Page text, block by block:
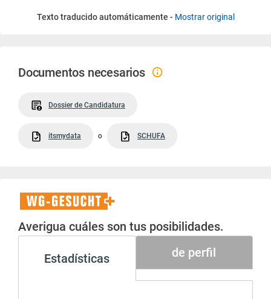
Texto traducido automáticamente - Mostrar original
Documentos necesarios
Dossier de Candidatura
itsmydata o SCHUFA
WG-
Gesucht+
Averigua cuáles son tus posibilidades.
Estadísticas de perfil